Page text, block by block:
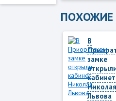
ПОХОЖИЕ
В
замке
кабинет
Николая
Львова